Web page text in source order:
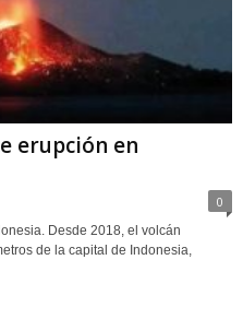
erupción en
0
Desde 2018, el volcán
de la capital de Indonesia,